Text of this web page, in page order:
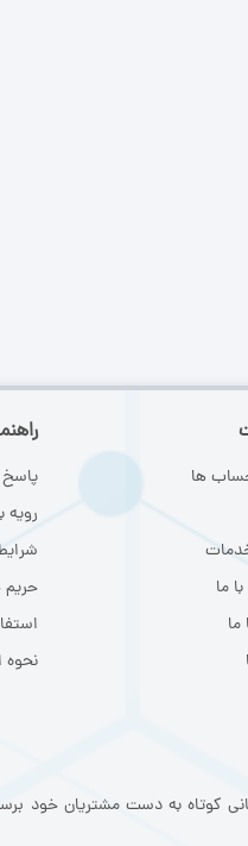
ها
ما
رویه
کوتاه به دست مشتریان خود